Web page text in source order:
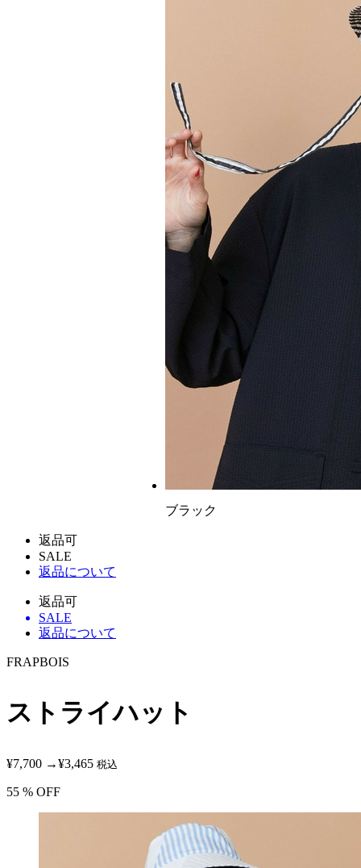
ブラック
返品可
SALE
返品について
返品可
SALE
返品について
FRAPBOIS
ストライハット
¥7,700 →¥3,465 税込
55 % OFF